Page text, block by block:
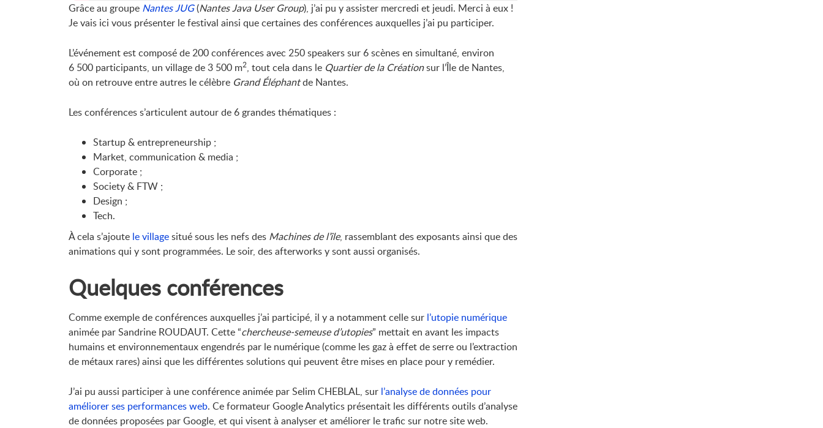
Grâce au groupe Nantes JUG(Nantes Java User Group), j’ai pu y assister mercredi et jeudi. Merci à eux !
Je vais ici vous présenter le festival ainsi que certaines des conférences auxquelles j’ai pu participer.
L’événement est composé de 200 conférences avec 250 speakers sur 6 scènes en simultané, environ
6 500 participants, un village de 3 500 m2, tout cela dans le Quartier de la Créationsur l’Île de Nantes,
où on retrouve entre autres le célèbre Grand Éléphantde Nantes.
Les conférences s’articulent autour de 6 grandes thématiques :
Startup & entrepreneurship ;
Market, communication & media ;
Corporate ;
Society & FTW ;
Design ;
Tech.
À cela s’ajoute le villagesitué sous les nefs des Machines de l’île, rassemblant des exposants ainsi que des
animations qui y sont programmées. Le soir, des afterworks y sont aussi organisés.
Quelques conférences
Comme exemple de conférences auxquelles j’ai participé, il y a notamment celle sur l’utopie numérique
animée par Sandrine ROUDAUT. Cette “chercheuse-semeuse d’utopies” mettait en avant les impacts
humains et environnementaux engendrés par le numérique (comme les gaz à effet de serre ou l’extraction
de métaux rares) ainsi que les différentes solutions qui peuvent être mises en place pour y remédier.
J’ai pu aussi participer à une conférence animée par Selim CHEBLAL, sur l’analyse de données pour
améliorer ses performances web. Ce formateur Google Analytics présentait les différents outils d’analyse
de données proposées par Google, et qui visent à analyser et améliorer le trafic sur notre site web.